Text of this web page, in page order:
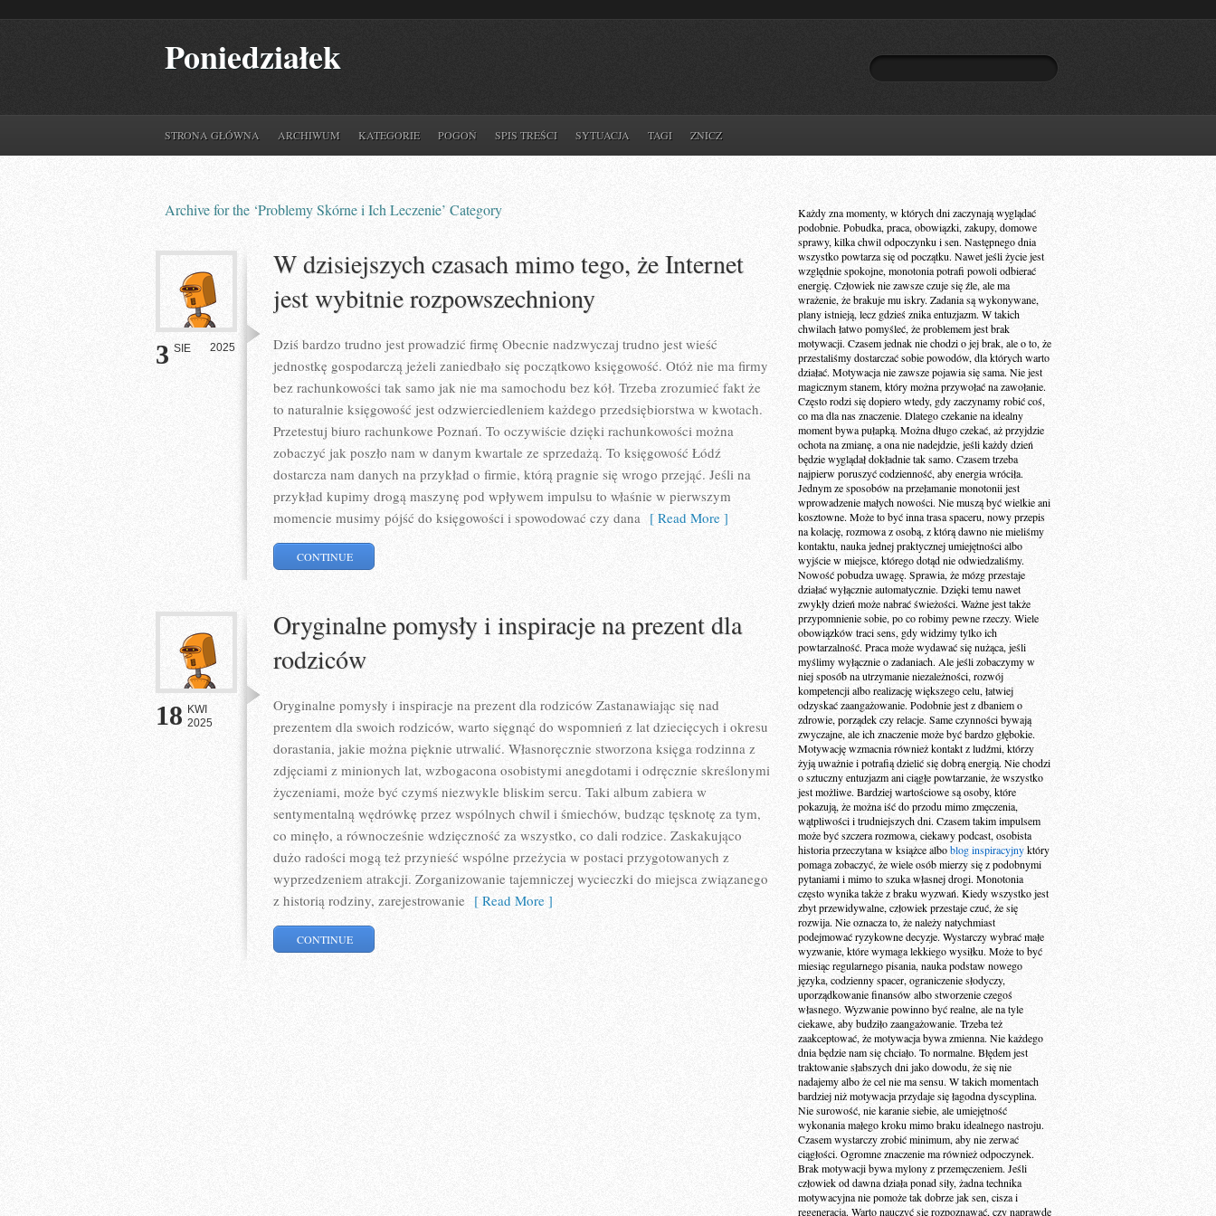
Poniedziałek
STRONA GŁÓWNA ARCHIWUM KATEGORIE POGOŃ SPIS TREŚCI SYTUACJA TAGI ZNICZ
Archive for the ‘Problemy Skórne i Ich Leczenie’ Category
3 SIE 2025
W dzisiejszych czasach mimo tego, że Internet
jest wybitnie rozpowszechniony
Dziś bardzo trudno jest prowadzić firmę Obecnie nadzwyczaj trudno jest wieść
jednostkę gospodarczą jeżeli zaniedbało się początkowo księgowość. Otóż nie ma firmy
bez rachunkowości tak samo jak nie ma samochodu bez kół. Trzeba zrozumieć fakt że
to naturalnie księgowość jest odzwierciedleniem każdego przedsiębiorstwa w kwotach.
Przetestuj biuro rachunkowe Poznań. To oczywiście dzięki rachunkowości można
zobaczyć jak poszło nam w danym kwartale ze sprzedażą. To księgowość Łódź
dostarcza nam danych na przykład o firmie, którą pragnie się wrogo przejąć. Jeśli na
przykład kupimy drogą maszynę pod wpływem impulsu to właśnie w pierwszym
momencie musimy pójść do księgowości i spowodować czy dana [ Read More ]
CONTINUE
18 KWI
2025
Oryginalne pomysły i inspiracje na prezent dla
rodziców
Oryginalne pomysły i inspiracje na prezent dla rodziców Zastanawiając się nad
prezentem dla swoich rodziców, warto sięgnąć do wspomnień z lat dziecięcych i okresu
dorastania, jakie można pięknie utrwalić. Własnoręcznie stworzona księga rodzinna z
zdjęciami z minionych lat, wzbogacona osobistymi anegdotami i odręcznie skreślonymi
życzeniami, może być czymś niezwykle bliskim sercu. Taki album zabiera w
sentymentalną wędrówkę przez wspólnych chwil i śmiechów, budząc tęsknotę za tym,
co minęło, a równocześnie wdzięczność za wszystko, co dali rodzice. Zaskakująco
dużo radości mogą też przynieść wspólne przeżycia w postaci przygotowanych z
wyprzedzeniem atrakcji. Zorganizowanie tajemniczej wycieczki do miejsca związanego
z historią rodziny, zarejestrowanie [ Read More ]
CONTINUE
Każdy zna momenty, w których dni zaczynają wyglądać
podobnie. Pobudka, praca, obowiązki, zakupy, domowe
sprawy, kilka chwil odpoczynku i sen. Następnego dnia
wszystko powtarza się od początku. Nawet jeśli życie jest
względnie spokojne, monotonia potrafi powoli odbierać
energię. Człowiek nie zawsze czuje się źle, ale ma
wrażenie, że brakuje mu iskry. Zadania są wykonywane,
plany istnieją, lecz gdzieś znika entuzjazm. W takich
chwilach łatwo pomyśleć, że problemem jest brak
motywacji. Czasem jednak nie chodzi o jej brak, ale o to, że
przestaliśmy dostarczać sobie powodów, dla których warto
działać. Motywacja nie zawsze pojawia się sama. Nie jest
magicznym stanem, który można przywołać na zawołanie.
Często rodzi się dopiero wtedy, gdy zaczynamy robić coś,
co ma dla nas znaczenie. Dlatego czekanie na idealny
moment bywa pułapką. Można długo czekać, aż przyjdzie
ochota na zmianę, a ona nie nadejdzie, jeśli każdy dzień
będzie wyglądał dokładnie tak samo. Czasem trzeba
najpierw poruszyć codzienność, aby energia wróciła.
Jednym ze sposobów na przełamanie monotonii jest
wprowadzenie małych nowości. Nie muszą być wielkie ani
kosztowne. Może to być inna trasa spaceru, nowy przepis
na kolację, rozmowa z osobą, z którą dawno nie mieliśmy
kontaktu, nauka jednej praktycznej umiejętności albo
wyjście w miejsce, którego dotąd nie odwiedzaliśmy.
Nowość pobudza uwagę. Sprawia, że mózg przestaje
działać wyłącznie automatycznie. Dzięki temu nawet
zwykły dzień może nabrać świeżości. Ważne jest także
przypomnienie sobie, po co robimy pewne rzeczy. Wiele
obowiązków traci sens, gdy widzimy tylko ich
powtarzalność. Praca może wydawać się nużąca, jeśli
myślimy wyłącznie o zadaniach. Ale jeśli zobaczymy w
niej sposób na utrzymanie niezależności, rozwój
kompetencji albo realizację większego celu, łatwiej
odzyskać zaangażowanie. Podobnie jest z dbaniem o
zdrowie, porządek czy relacje. Same czynności bywają
zwyczajne, ale ich znaczenie może być bardzo głębokie.
Motywację wzmacnia również kontakt z ludźmi, którzy
żyją uważnie i potrafią dzielić się dobrą energią. Nie chodzi
o sztuczny entuzjazm ani ciągłe powtarzanie, że wszystko
jest możliwe. Bardziej wartościowe są osoby, które
pokazują, że można iść do przodu mimo zmęczenia,
wątpliwości i trudniejszych dni. Czasem takim impulsem
może być szczera rozmowa, ciekawy podcast, osobista
historia przeczytana w książce alboblog inspiracyjnyktóry
pomaga zobaczyć, że wiele osób mierzy się z podobnymi
pytaniami i mimo to szuka własnej drogi. Monotonia
często wynika także z braku wyzwań. Kiedy wszystko jest
zbyt przewidywalne, człowiek przestaje czuć, że się
rozwija. Nie oznacza to, że należy natychmiast
podejmować ryzykowne decyzje. Wystarczy wybrać małe
wyzwanie, które wymaga lekkiego wysiłku. Może to być
miesiąc regularnego pisania, nauka podstaw nowego
języka, codzienny spacer, ograniczenie słodyczy,
uporządkowanie finansów albo stworzenie czegoś
własnego. Wyzwanie powinno być realne, ale na tyle
ciekawe, aby budziło zaangażowanie. Trzeba też
zaakceptować, że motywacja bywa zmienna. Nie każdego
dnia będzie nam się chciało. To normalne. Błędem jest
traktowanie słabszych dni jako dowodu, że się nie
nadajemy albo że cel nie ma sensu. W takich momentach
bardziej niż motywacja przydaje się łagodna dyscyplina.
Nie surowość, nie karanie siebie, ale umiejętność
wykonania małego kroku mimo braku idealnego nastroju.
Czasem wystarczy zrobić minimum, aby nie zerwać
ciągłości. Ogromne znaczenie ma również odpoczynek.
Brak motywacji bywa mylony z przemęczeniem. Jeśli
człowiek od dawna działa ponad siły, żadna technika
motywacyjna nie pomoże tak dobrze jak sen, cisza i
regeneracja. Warto nauczyć się rozpoznawać, czy naprawdę